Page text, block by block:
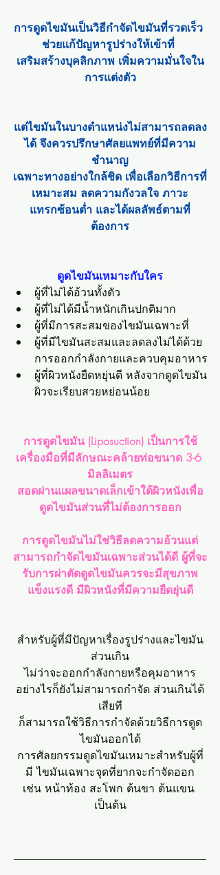
การดูดไขมันเป็นวิธีกำจัดไขมันที่รวดเร็ว
ช่วยแก้ปัญหารูปร่างให้เข้าที่
เสริมสร้างบุคลิกภาพ เพิ่มความมั่นใจใน
การแต่งตัว
แต่ไขมันในบางตำแหน่งไม่สามารถลดลง
ได้ จึงควรปรึกษาศัลยแพทย์ที่มีความ
ชำนาญ
เฉพาะทางอย่างใกล้ชิด เพื่อเลือกวิธีการที่
เหมาะสม ลดความกังวลใจ ภาวะ
แทรกซ้อนต่ำ และได้ผลลัพธ์ตามที่
ต้องการ
ดูดไขมันเหมาะกับใคร
ผู้ที่ไม่ได้อ้วนทั้งตัว
ผู้ที่ไม่ได้มีน้ำหนักเกินปกติมาก
ผู้ที่มีการสะสมของไขมันเฉพาะที่
ผู้ที่มีไขมันสะสมและลดลงไม่ได้ด้วย
การออกกำลังกายและควบคุมอาหาร
ผู้ที่ผิวหนังยืดหยุ่นดี หลังจากดูดไขมัน
ผิวจะเรียบสวยหย่อนน้อย
การดูดไขมัน (Liposuction) เป็นการใช้
เครื่องมือที่มีลักษณะคล้ายท่อขนาด 3-6
มิลลิเมตร
สอดผ่านแผลขนาดเล็กเข้าใต้ผิวหนังเพื่อ
ดูดไขมันส่วนที่ไม่ต้องการออก
การดูดไขมันไม่ใช่วิธีลดความอ้วนแต่
สามารถกำจัดไขมันเฉพาะส่วนได้ดี ผู้ที่จะ
รับการผ่าตัดดูดไขมันควรจะมีสุขภาพ
แข็งแรงดี มีผิวหนังที่มีความยืดยุ่นดี
สำหรับผู้ที่มีปัญหาเรื่องรูปร่างและไขมัน
ส่วนเกิน
ไม่ว่าจะออกกำลังกายหรือคุมอาหาร
อย่างไรก็ยังไม่สามารถกำจัด ส่วนเกินได้
เสียที
ก็สามารถใช้วิธีการกำจัดด้วยวิธีการดูด
ไขมันออกได้
การศัลยกรรมดูดไขมันเหมาะสำหรับผู้ที่
มี ไขมันเฉพาะจุดที่ยากจะกำจัดออก
เช่น หน้าท้อง สะโพก ต้นขา ต้นแขน
เป็นต้น